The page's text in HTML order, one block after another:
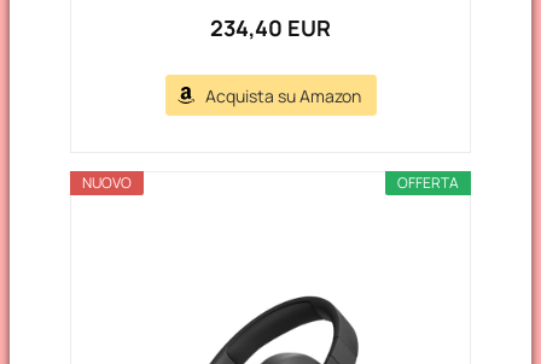
234,40 EUR
Acquista su Amazon
OFFERTA
NUOVO